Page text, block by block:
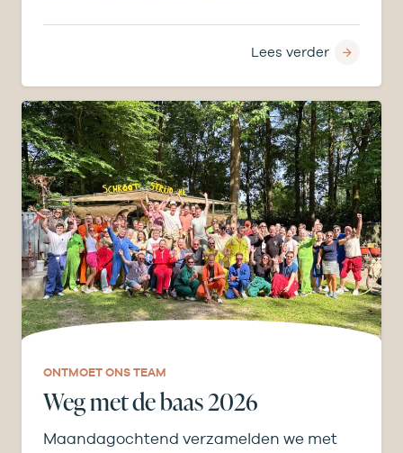
Lees verder
ONTMOET ONS TEAM
Weg met de baas 2026
Maandagochtend verzamelden we met